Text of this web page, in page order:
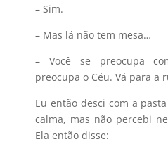
– Sim.
– Mas lá não tem mesa…
– Você se preocupa
preocupa o Céu. Vá para a
Eu então desci com a
calma, mas não percebi
Ela então disse: